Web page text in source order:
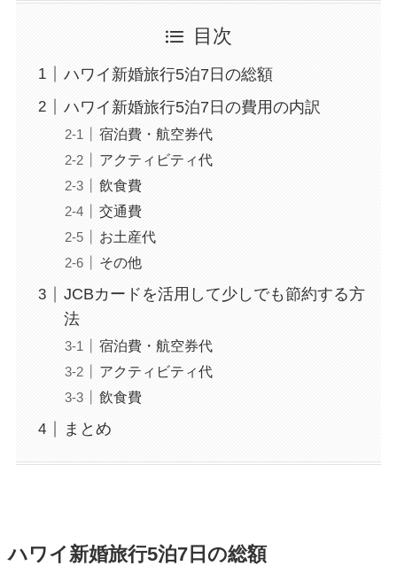
目次
ハワイ新婚旅行5泊7日の総額
ハワイ新婚旅行5泊7日の費用の内訳
宿泊費・航空券代
アクティビティ代
飲食費
交通費
お土産代
その他
JCBカードを活用して少しでも節約する方
法
宿泊費・航空券代
アクティビティ代
飲食費
まとめ
ハワイ新婚旅行5泊7日の総額